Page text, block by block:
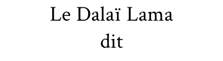
Le Dalaï Lama
dit